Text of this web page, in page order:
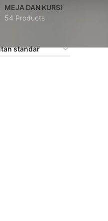
MEJA DAN KURSI
54 Products